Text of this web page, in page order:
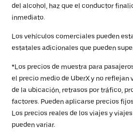
del alcohol, haz que el conductor
inmediato.
Los vehículos comerciales pueden
estatales adicionales que pueden
*Los precios de muestra para
el precio medio de UberX y no reflejan
de la ubicación, retrasos por tráfico,
factores. Pueden aplicarse precios
Los precios reales de los viajes y
pueden variar.